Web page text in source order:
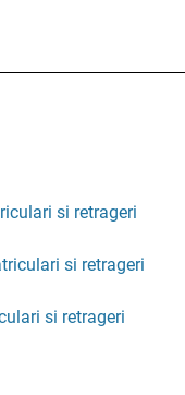
si retrageri
si retrageri
si retrageri